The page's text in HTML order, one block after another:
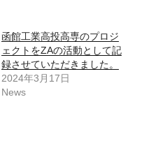
函館工業高投高専のプロジ
ェクトをZAの活動として記
録させていただきました。
2024年3月17日
News